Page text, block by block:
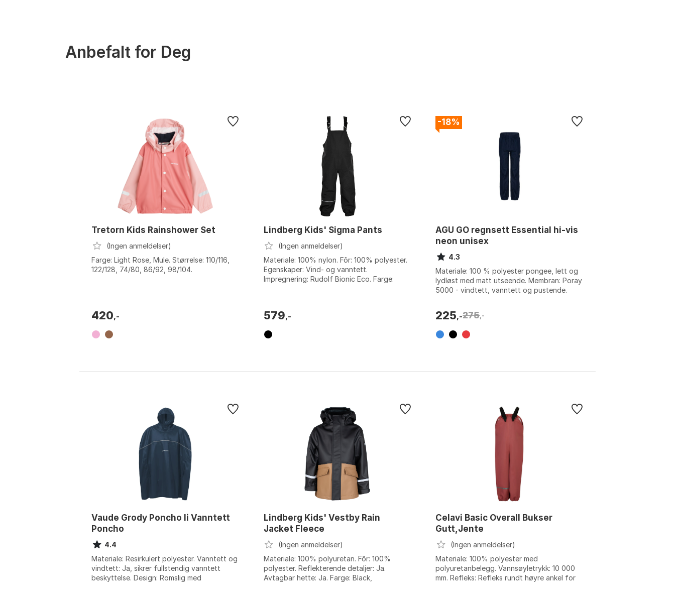
Anbefalt for Deg
Tretorn Kids Rainshower Set
(Ingen anmeldelser)
Farge: Light Rose, Mule. Størrelse: 110/116,
122/128, 74/80, 86/92, 98/104.
420,-
Lindberg Kids' Sigma Pants
(Ingen anmeldelser)
Materiale: 100% nylon. Fôr: 100% polyester.
Egenskaper: Vind- og vanntett.
Impregnering: Rudolf Bionic Eco. Farge:
579,-
-18%
AGU GO regnsett Essential hi-vis
neon unisex
4.3
Materiale: 100 % polyester pongee, lett og
lydløst med matt utseende. Membran: Poray
5000 - vindtett, vanntett og pustende.
225,-275,-
Vaude Grody Poncho Ii Vanntett
Poncho
4.4
Materiale: Resirkulert polyester. Vanntett og
vindtett: Ja, sikrer fullstendig vanntett
beskyttelse. Design: Romslig med
Lindberg Kids' Vestby Rain
Jacket Fleece
(Ingen anmeldelser)
Materiale: 100% polyuretan. Fôr: 100%
polyester. Reflekterende detaljer: Ja.
Avtagbar hette: Ja. Farge: Black,
Celavi Basic Overall Bukser
Gutt,Jente
(Ingen anmeldelser)
Materiale: 100% polyester med
polyuretanbelegg. Vannsøyletrykk: 10 000
mm. Refleks: Refleks rundt høyre ankel for